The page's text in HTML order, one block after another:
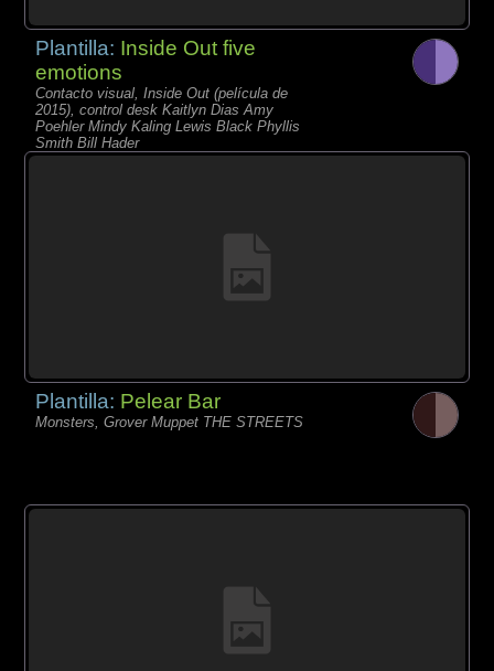
Plantilla: Inside Out five
emotions
Contacto visual, Inside Out (película de
2015), control desk Kaitlyn Dias Amy
Poehler Mindy Kaling Lewis Black Phyllis
Smith Bill Hader
Plantilla: Pelear Bar
Monsters, Grover Muppet THE STREETS